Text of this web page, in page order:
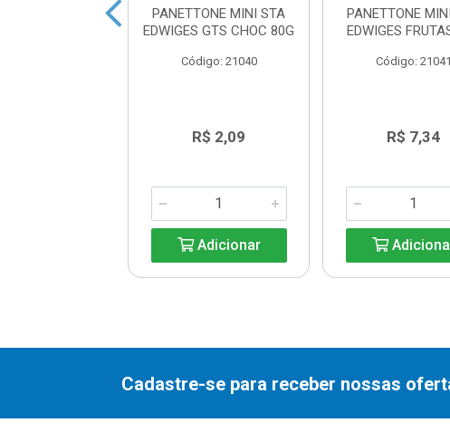
PANETTONE MINI STA
EDWIGES GTS CHOC 80G
Código: 21040
R$ 2,09
Adicionar
PANETTONE
EDWIGES
Código: 21041
R$ 7,34
Cadastre-se para receber nossas